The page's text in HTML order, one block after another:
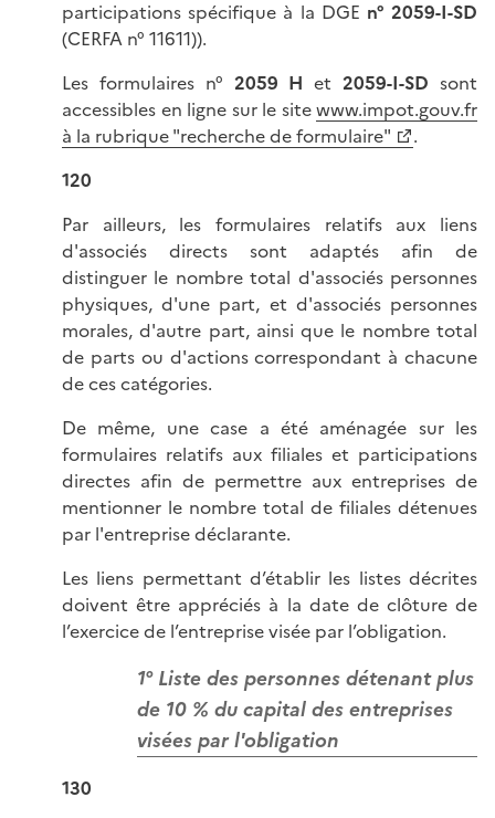
participations spécifique à la DGE n° 2059-I-SD
(CERFA n° 11611)).
Les formulaires n° 2059 Het2059-I-SDsont
accessibles en ligne sur le sitewww.impot.gouv.fr
à la rubrique "recherche de formulaire"
.
120
Par ailleurs, les formulaires relatifs aux liens
d'associés directs sont adaptés afin de
distinguer le nombre total d'associés personnes
physiques, d'une part, et d'associés personnes
morales, d'autre part, ainsi que le nombre total
de parts ou d'actions correspondant à chacune
de ces catégories.
De même, une case a été aménagée sur les
formulaires relatifs aux filiales et participations
directes afin de permettre aux entreprises de
mentionner le nombre total de filiales détenues
par l'entreprise déclarante.
Les liens permettant d’établir les listes décrites
doivent être appréciés à la date de clôture de
l’exercice de l’entreprise visée par l’obligation.
1° Liste des personnes détenant plus
de 10 % du capital des entreprises
visées par l'obligation
130